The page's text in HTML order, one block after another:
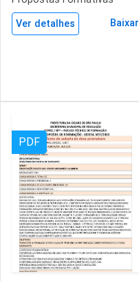
Ver detalhes Baixar
PDF